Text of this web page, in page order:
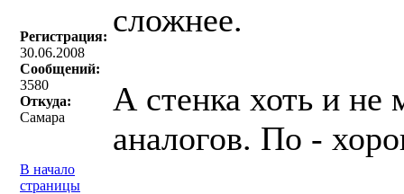
Регистрация:
30.06.2008
Сообщений:
3580
Откуда:
Самара
сложнее.
А стенка хоть и не
аналогов. По -
В начало
страницы